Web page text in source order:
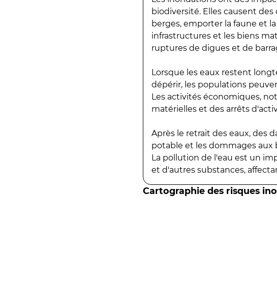
biodiversité. Elles causent
berges, emporter la faune et
infrastructures et les biens
ruptures de digues et de
Lorsque les eaux restent
dépérir, les populations
Les activités économiques,
matérielles et des arrêts
Après le retrait des eaux, des
potable et les dommages
La pollution de l'eau est un
et d'autres substances,
Cartographie des risques